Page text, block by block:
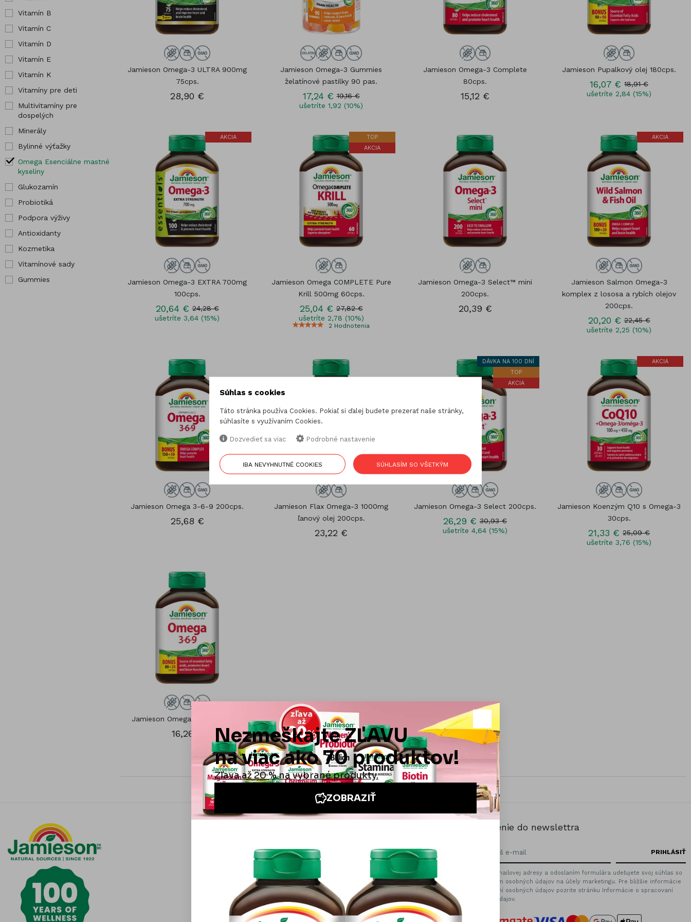
Pre tehotné
Vybrané
produkty
Chróm
Kozmetika
Vitamínové sady
Gummies
Vitamín B
Vitamín C
Vitamín D
Vitamín E
Vitamín K
Vitamíny pre deti
Multivitamíny pre
dospelých
Minerály
Bylinné výťažky
Omega Esenciálne mastné
kyseliny
Glukozamín
Probiotiká
Podpora výživy
Antioxidanty
Kozmetika
Vitamínové sady
Gummies
Jamieson Omega-3 ULTRA 900mg
75cps.
28,90 €
Jamieson Omega-3 Gummies
želatínové pastilky 90 pas.
17,24 € 19,16 €
ušetríte 1,92 (10%)
Jamieson Omega-3 Complete
80cps.
15,12 €
Jamieson Pupalkový olej 180cps.
16,07 € 18,91 €
ušetríte 2,84 (15%)
AKCIA
Jamieson Omega-3 EXTRA 700mg
100cps.
20,64 € 24,28 €
ušetríte 3,64 (15%)
TOP
AKCIA
Jamieson Omega COMPLETE Pure
Krill 500mg 60cps.
25,04 € 27,82 €
ušetríte 2,78 (10%)
2 Hodnotenia
Jamieson Omega-3 Select™ mini
200cps.
20,39 €
AKCIA
Jamieson Salmon Omega-3
komplex z lososa a rybích olejov
200cps.
20,20 € 22,45 €
ušetríte 2,25 (10%)
Jamieson Omega 3-6-9 200cps.
25,68 €
Jamieson Flax Omega-3 1000mg
ľanový olej 200cps.
23,22 €
DÁVKA NA 100 DNÍ
TOP
AKCIA
Jamieson Omega-3 Select 200cps.
26,29 € 30,93 €
ušetríte 4,64 (15%)
AKCIA
Jamieson Koenzým Q10 s Omega-3
30cps.
21,33 € 25,09 €
ušetríte 3,76 (15%)
Jamieson Omega 3-6-9 100cps.
16,26 €
Čistota je neoceniteľná
Všeobecné podmienky
Obchodné podmienky
Možnosti platby a doručenia
Medzinárodná stránka
Jamieson na Instagrame
Prihlásenie do newslettra
Zadaním emailovej adresy a odoslaním formulára udeľujete svoj súhlas so
spracovaním osobných údajov na účely marketingu. Pre bližšie informácie
o spracovaní osobných údajov pozrite stránku Informácie o spracovaní
osobných údajov.
Súhlas s cookies
Táto stránka používa Cookies. Pokiaľ si ďalej budete prezerať naše stránky,
súhlasíte s využívaním Cookies.
Dozvedieť sa viac Podrobné nastavenie
IBA NEVYHNUTNÉ COOKIES SÚHLASÍM SO VŠETKÝM